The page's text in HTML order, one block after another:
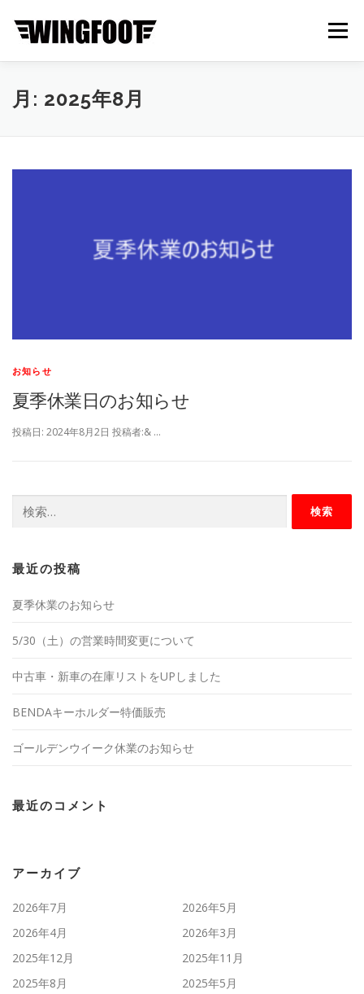
メニュー
ABOUT BRAND
月: 2025年8月
お知らせ
夏季休業日のお知らせ
投稿日: 2024年8月2日 投稿者:& …
索:
最近の投稿
夏季休業のお知らせ
5/30（土）の営業時間変更について
中古車・新車の在庫リストをUPしました
BENDAキーホルダー特価販売
ゴールデンウイーク休業のお知らせ
最近のコメント
アーカイブ
2026年7月
2026年5月
2026年4月
2026年3月
2025年12月
2025年11月
2025年8月
2025年5月